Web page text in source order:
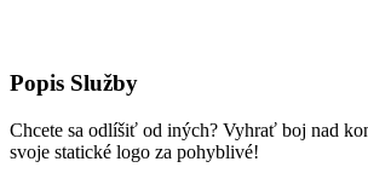
Popis Služby
Chcete sa odlíšiť od iných? Vyhrať boj nad
svoje statické logo za pohyblivé!